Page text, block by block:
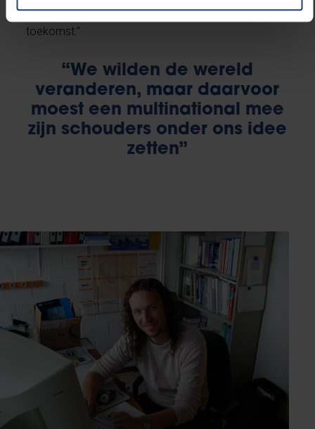
drone aan je voordeur wordt gezet. Dat wordt dus de
toekomst.”
“We wilden de wereld
veranderen, maar daarvoor
moest een multinational mee
zijn schouders onder ons idee
zetten”